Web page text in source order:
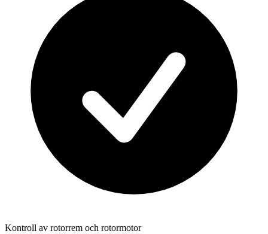
Kontroll av rotorrem och rotormotor